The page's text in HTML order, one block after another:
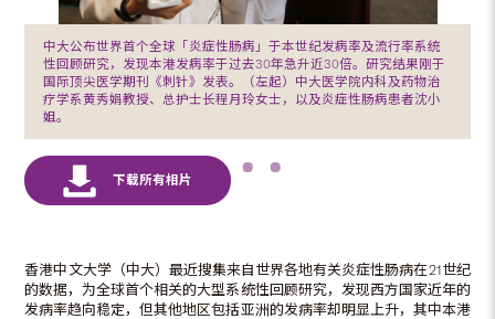
中大公布世界首个全球「炎症性肠病」于本世纪发病率及流行率系统
性回顾研究，发现本港发病率于过去30年急升近30倍。研究结果刚于
国际顶尖医学期刊《刺针》发表。（左起）中大医学院内科及药物治
疗学系黄秀娟教授、总护士长程月玲女士，以及炎症性肠病患者沈小
姐。
香港中文大学（中大）最近搜集来自世界各地有关炎症性肠病在21世纪
的数据，为全球首个相关的大型系统性回顾研究，发现西方国家近年的
发病率趋向稳定，但其他地区包括亚洲的发病率却明显上升，其中本港